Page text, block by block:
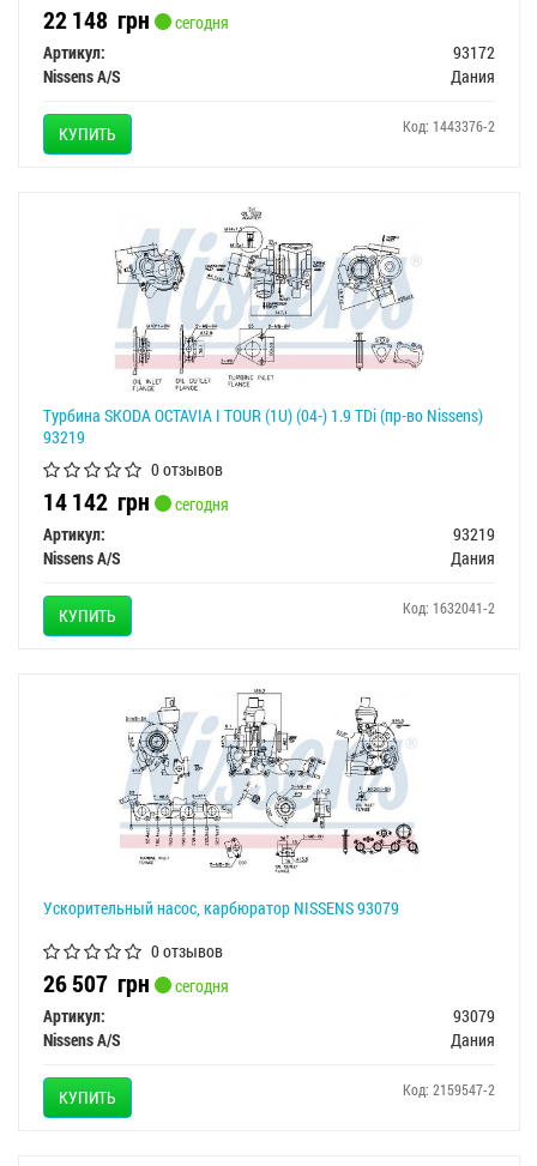
22 148 грн
сегодня
Артикул:
93172
Nissens A/S
Дания
КУПИТЬ Код: 1443376-2
Турбина SKODA OCTAVIA I TOUR (1U) (04-) 1.9 TDi (пр-во Nissens)
93219
0 отзывов
14 142 грн
сегодня
Артикул:
93219
Nissens A/S
Дания
КУПИТЬ Код: 1632041-2
Ускорительный насос, карбюратор NISSENS 93079
0 отзывов
26 507 грн
сегодня
Артикул:
93079
Nissens A/S
Дания
КУПИТЬ Код: 2159547-2